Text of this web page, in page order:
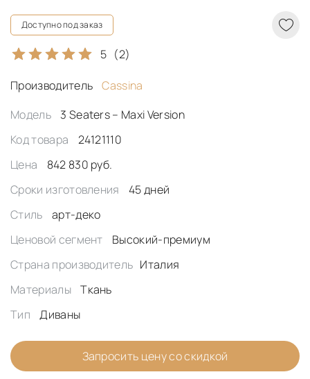
Доступно под заказ
5 (2)
Производитель
Cassina
Модель
3 Seaters – Maxi Version
Код товара
24121110
Цена
842 830 руб.
Сроки изготовления
45 дней
Стиль
арт-деко
Ценовой сегмент
Высокий-премиум
Страна производитель Италия
Материалы
Ткань
Тип
Диваны
Запросить цену со скидкой